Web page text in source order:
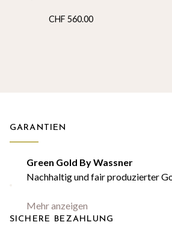
CHF 560.00
GARANTIEN
Green Gold By Wassner
Nachhaltig und fair produzierter
Mehr anzeigen
SICHERE BEZAHLUNG